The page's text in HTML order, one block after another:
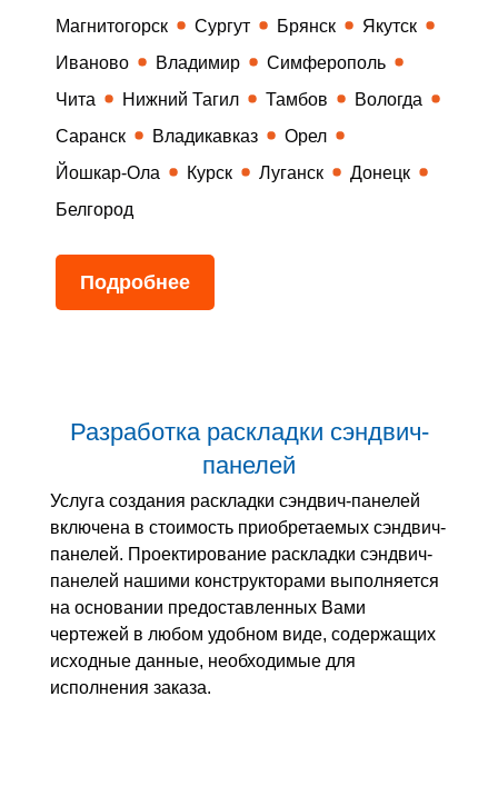
Магнитогорск
Сургут Брянск
Якутск
Иваново
Владимир
Симферополь
Чита
Нижний Тагил Тамбов
Вологда
Саранск
Владикавказ
Орел
Йошкар-Ола
Курск Луганск
Донецк
Белгород
Подробнее
Разработка раскладки сэндвич-
панелей
Услуга создания раскладки сэндвич-панелей
включена в стоимость приобретаемых сэндвич-
панелей. Проектирование раскладки сэндвич-
панелей нашими конструкторами выполняется
на основании предоставленных Вами
чертежей в любом удобном виде, содержащих
исходные данные, необходимые для
исполнения заказа.